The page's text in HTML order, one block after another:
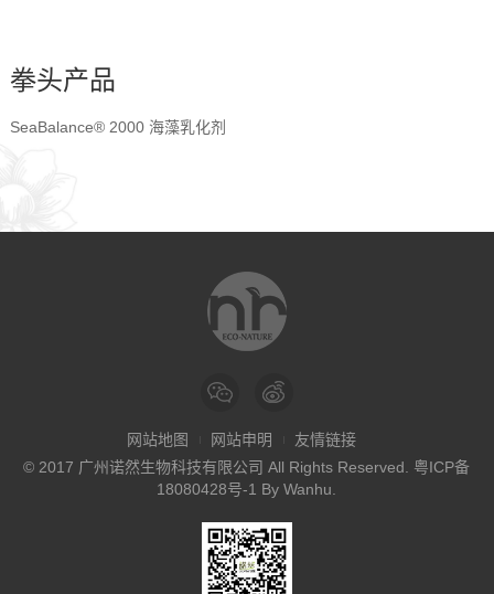
拳头产品
SeaBalance® 2000 海藻乳化剂
网站地图 网站申明
友情链接
© 2017 广州诺然生物科技有限公司 All Rights Reserved. 粤ICP备
18080428号-1 ByWanhu